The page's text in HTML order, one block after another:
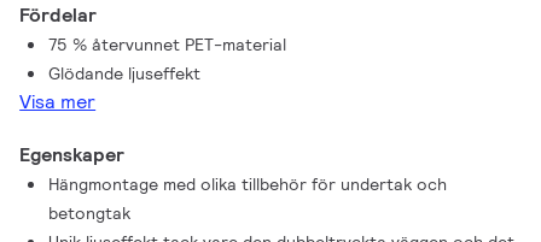
av 75 % återvunnet PET-material. Puzzle finns i en linjär
pendelstorlek på cirka 1,2 och 1,5 meter och passar perfekt
för kontorsmiljöer. Den levererar kontorskompatibel prestanda
och ett mjukt, sömlöst sken som förbättrar fokus och höjer
systemklara funktionalitet gör den lika smart som den ser ut.
Fördelar
75 % återvunnet PET-material
Glödande ljuseffekt
Visa mer
Egenskaper
Hängmontage med olika tillbehör för undertak och
betongtak